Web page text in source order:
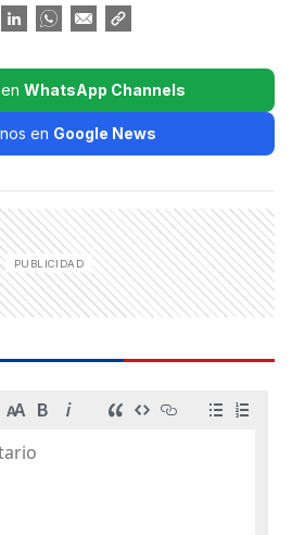
WhatsApp Channels
en Google News